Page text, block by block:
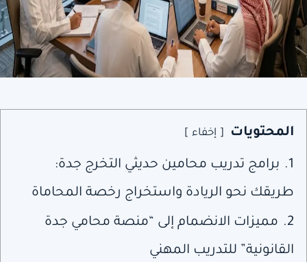
المحتويات إخفاء
1.
برامج تدريب محامين حديثي التخرج جدة:
طريقك نحو الريادة واستخراج رخصة المحاماة
2.
مميزات الانضمام إلى “منصة محامي جدة
القانونية” للتدريب المهني